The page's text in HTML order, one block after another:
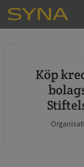
Köp kreditupplysning och